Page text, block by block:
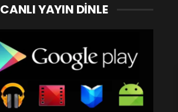
CANLI YAYIN DINLE